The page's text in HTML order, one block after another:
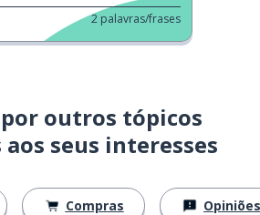
2 palavras/frases
outros tópicos
seus interesses
Compras Opiniões